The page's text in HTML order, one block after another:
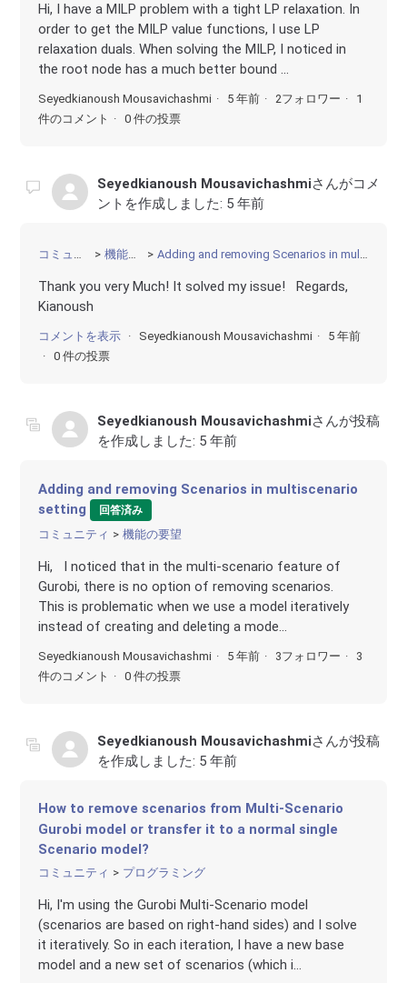
Hi, I have a MILP problem with a tight LP relaxation. In
order to get the MILP value functions, I use LP
relaxation duals. When solving the MILP, I noticed in
the root node has a much better bound ...
Seyedkianoush Mousavichashmi 5 年前 2フォロワー
1
件のコメント
0 件の投票
Seyedkianoush Mousavichashmiさんがコメ
ントを作成しました: 5 年前
コミュニティ 機能の要望 Adding and removing Scenarios in multiscenario setting
Thank you very Much! It solved my issue! Regards,
Kianoush
コメントを表示 Seyedkianoush Mousavichashmi
5 年前
0 件の投票
Seyedkianoush Mousavichashmiさんが投稿
を作成しました: 5 年前
Adding and removing Scenarios in multiscenario
setting
回答済み
コミュニティ 機能の要望
Hi, I noticed that in the multi-scenario feature of
Gurobi, there is no option of removing scenarios.
This is problematic when we use a model iteratively
instead of creating and deleting a mode...
Seyedkianoush Mousavichashmi 5 年前 3フォロワー
3
件のコメント
0 件の投票
Seyedkianoush Mousavichashmiさんが投稿
を作成しました: 5 年前
How to remove scenarios from Multi-Scenario
Gurobi model or transfer it to a normal single
Scenario model?
コミュニティ プログラミング
Hi, I'm using the Gurobi Multi-Scenario model
(scenarios are based on right-hand sides) and I solve
it iteratively. So in each iteration, I have a new base
model and a new set of scenarios (which i...